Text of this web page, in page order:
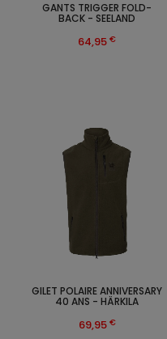
GILET POLAIRE ANNIVERSARY
40 ANS - HÄRKILA
69,95 €
GANTS TRIGGER FOLD-
BACK - SEELAND
64,95 €